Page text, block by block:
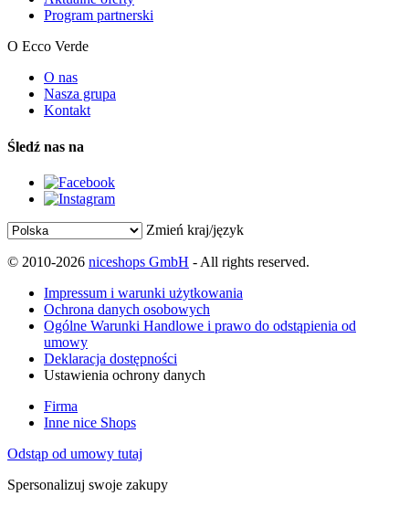
Program partnerski
O Ecco Verde
O nas
Nasza grupa
Kontakt
Śledź nas na
Zmień kraj/język
© 2010-2026 niceshops GmbH - All rights reserved.
Impressum i warunki użytkowania
Ochrona danych osobowych
Ogólne Warunki Handlowe i prawo do odstąpienia od
umowy
Deklaracja dostępności
Ustawienia ochrony danych
Firma
Inne nice Shops
Odstąp od umowy tutaj
Spersonalizuj swoje zakupy